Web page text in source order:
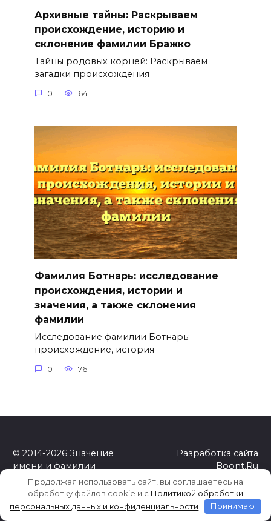
Архивные тайны: Раскрываем
происхождение, историю и
склонение фамилии Бражко
Тайны родовых корней: Раскрываем
загадки происхождения
0 64
Фамилия Ботнарь: исследование
происхождения, истории и
значения, а также склонения
фамилии
Исследование фамилии Ботнарь:
происхождение, история
0 76
© 2014-2026 Значение
имени и фамилии
Разработка сайта
Boont.Ru
На сайте используются cookies для сбора
статистической информации о пользователях сайта.
Используя данный веб-сайт вы выражаете свое
Продолжая использовать сайт, вы соглашаетесь на
обработку файлов cookie и c Политикой обработки
персональных данных и конфиденциальности
Принимаю